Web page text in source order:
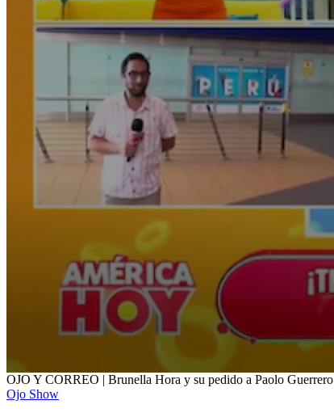
0
seconds
of
OJO Y CORREO | Brunella Hora y su pedido a Paolo Guerrero
Ojo Show